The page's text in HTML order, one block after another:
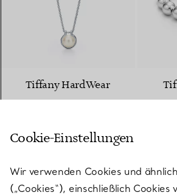
Tiffany HardWear
€ 1.450
Cookie-Einstellungen
Wir verwenden Cookies und
(„Cookies“), einschließlich